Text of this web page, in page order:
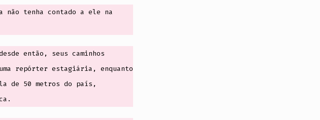
não tenha contado a ele na
então, seus caminhos
repórter estagiária, enquanto
de 50 metros do país,